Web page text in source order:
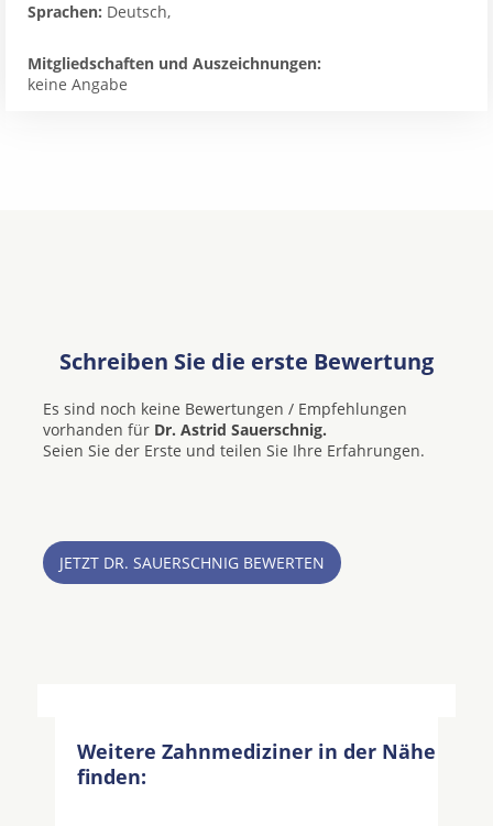
Sprachen: Deutsch,
Mitgliedschaften und Auszeichnungen:
keine Angabe
Schreiben Sie die erste Bewertung
Es sind noch keine Bewertungen / Empfehlungen
vorhanden für Dr. Astrid Sauerschnig.
Seien Sie der Erste und teilen Sie Ihre Erfahrungen.
JETZT DR. SAUERSCHNIG BEWERTEN
Weitere Zahnmediziner in der Nähe
finden: